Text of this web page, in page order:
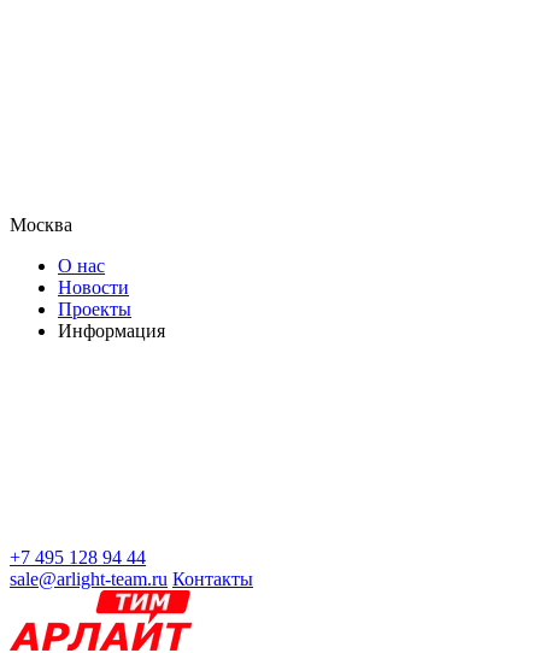
Москва
О нас
Новости
Проекты
Информация
+7 495 128 94 44
sale@arlight-team.ru Контакты